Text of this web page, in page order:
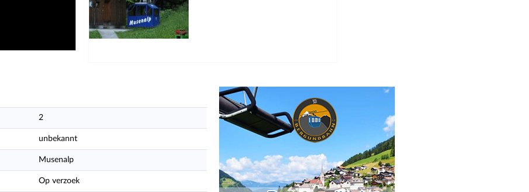
2
unbekannt
Musenalp
Op verzoek